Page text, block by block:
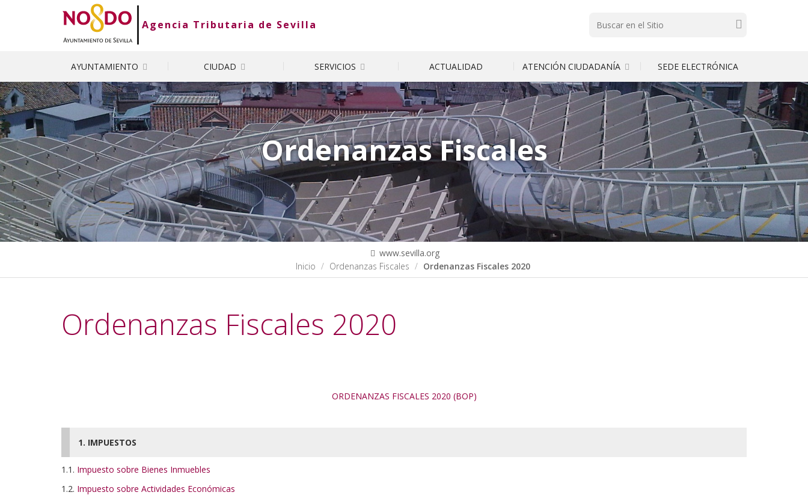
Saltar al contenido
Saltar a la navegación
Información de contacto Agencia Tributaria de Sevilla
AYUNTAMIENTO CIUDAD SERVICIOS ACTUALIDAD ATENCIÓN CIUDADANÍA SEDE ELECTRÓNICA
Ordenanzas Fiscales
www.sevilla.org
Inicio
Ordenanzas Fiscales Ordenanzas Fiscales 2020
Ordenanzas Fiscales 2020
ORDENANZAS FISCALES 2020 (BOP)
1. IMPUESTOS
1.1. Impuesto sobre Bienes Inmuebles
1.2. Impuesto sobre Actividades Económicas